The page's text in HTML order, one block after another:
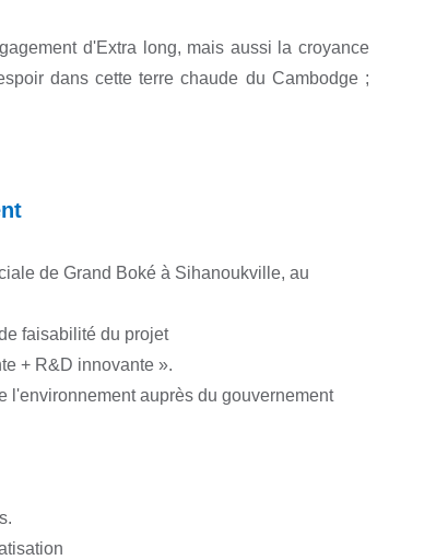
d'Extra long, mais aussi la croyance
dans cette terre chaude du Cambodge ;
de Grand Boké à Sihanoukville, au
faisabilité du projet
+ R&D innovante ».
l'environnement auprès du gouvernement